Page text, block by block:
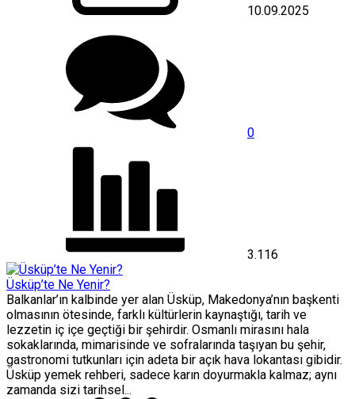
10.09.2025
0
3.116
Üsküp’te Ne Yenir?
Balkanlar’ın kalbinde yer alan Üsküp, Makedonya’nın başkenti
olmasının ötesinde, farklı kültürlerin kaynaştığı, tarih ve
lezzetin iç içe geçtiği bir şehirdir. Osmanlı mirasını hala
sokaklarında, mimarisinde ve sofralarında taşıyan bu şehir,
gastronomi tutkunları için adeta bir açık hava lokantası gibidir.
Üsküp yemek rehberi, sadece karın doyurmakla kalmaz; aynı
zamanda sizi tarihsel...